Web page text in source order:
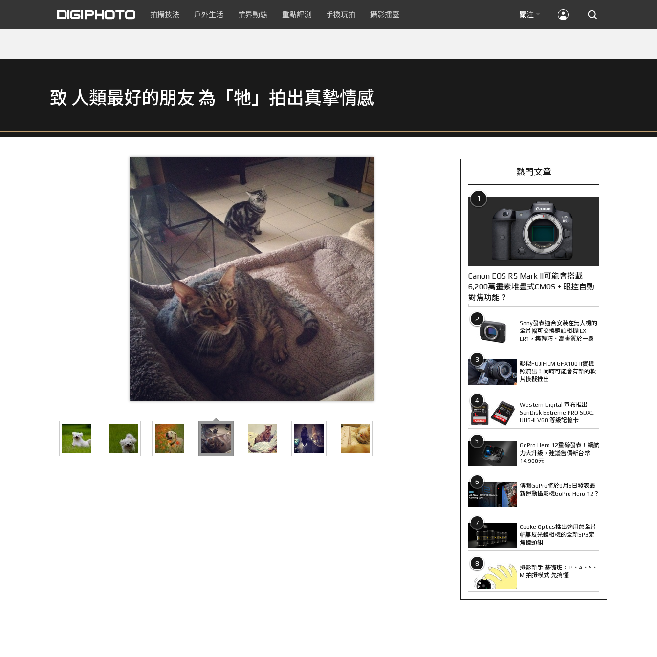
拍攝技法 戶外生活 業界動態 重點評測 手機玩拍 攝影擂臺 關注
致 人類最好的朋友 為「牠」拍出真摯情感
熱門文章
1
Canon EOS R5 Mark II可能會搭載
6,200萬畫素堆疊式CMOS + 眼控自動
對焦功能？
2
Sony發表適合安裝在無人機的
全片幅可交換鏡頭相機ILX-
LR1，集輕巧、高畫質於一身
3
疑似FUJIFILM GFX100 II實機
照流出！同時可能會有新的軟
片模擬推出
4
Western Digital 宣布推出
SanDisk Extreme PRO SDXC
UHS-II V60 等級記憶卡
5
GoPro Hero 12重磅發表！續航
力大升級，建議售價新台幣
14,900元
6
傳聞GoPro將於9月6日發表最
新運動攝影機GoPro Hero 12？
7
Cooke Optics推出適用於全片
幅無反光鏡相機的全新SP3定
焦鏡頭組
8
攝影新手 基礎班： P、A、S、
M 拍攝模式 先搞懂